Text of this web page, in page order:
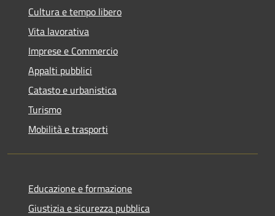
Cultura e tempo libero
Vita lavorativa
Imprese e Commercio
Appalti pubblici
Catasto e urbanistica
Turismo
Mobilità e trasporti
Educazione e formazione
Giustizia e sicurezza pubblica